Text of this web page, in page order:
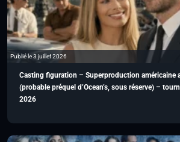
Publié le 3 juillet 2026
Casting figuration – Superproduction américaine
(probable préquel d’Ocean’s, sous réserve) –
2026